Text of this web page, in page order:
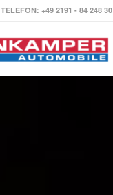
TELEFON: +49 2191 - 84 248 30